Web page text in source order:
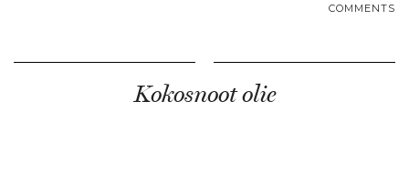
COMMENTS
Kokosnoot olie